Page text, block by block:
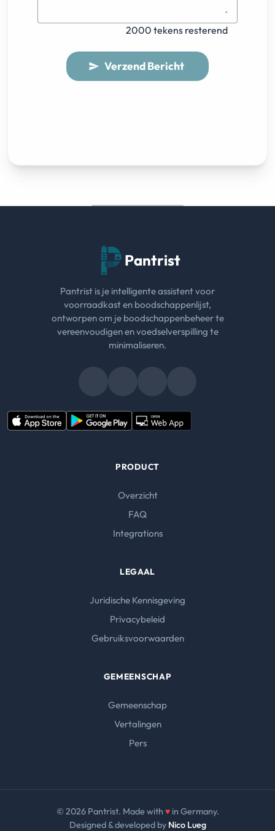
2000 tekens resterend
send Verzend Bericht
Pantrist
Pantrist is je intelligente assistent voor
voorraadkast en boodschappenlijst,
ontworpen om je boodschappenbeheer te
vereenvoudigen en voedselverspilling te
minimaliseren.
PRODUCT
Overzicht
FAQ
Integrations
LEGAAL
Juridische Kennisgeving
Privacybeleid
Gebruiksvoorwaarden
GEMEENSCHAP
Gemeenschap
Vertalingen
Pers
© 2026 Pantrist. Made with ♥in Germany.
Designed & developed by Nico Lueg